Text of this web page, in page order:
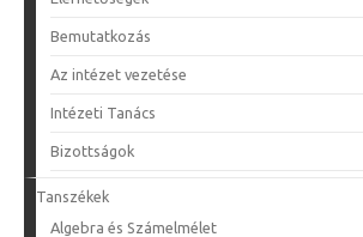
Bemutatkozás
Az intézet vezetése
Intézeti Tanács
Bizottságok
Tanszékek
Algebra és Számelmélet